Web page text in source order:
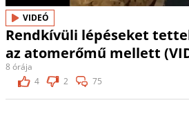
VIDEÓ
Rendkívüli lépéseket
az atomerőmű mellett
8 órája
4
2 75